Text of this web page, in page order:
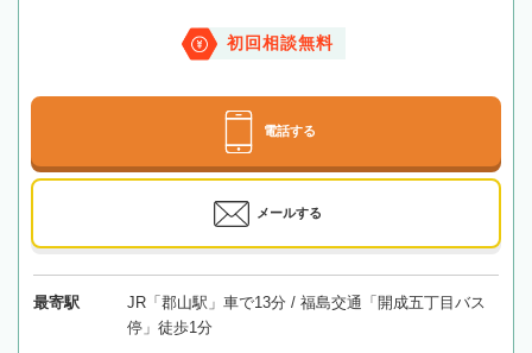
初回相談無料
電話する
メールする
最寄駅
JR「郡山駅」車で13分 / 福島交通「開成五丁目バス
停」徒歩1分